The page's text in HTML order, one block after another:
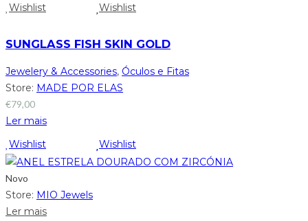
Wishlist
Wishlist
SUNGLASS FISH SKIN GOLD
Jewelery & Accessories, Óculos e Fitas
Store: MADE POR ELAS
€79,00
Ler mais
Wishlist
Wishlist
Novo
Store: MIO Jewels
Ler mais